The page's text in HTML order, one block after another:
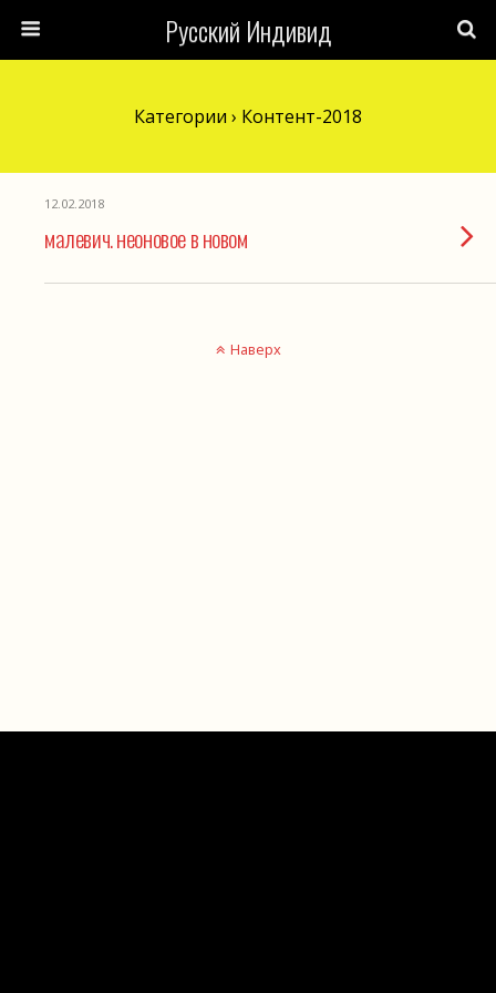
Русский Индивид
Категории › Контент-2018
12.02.2018
малевич. неоновое в новом
Наверх